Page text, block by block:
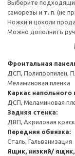
Выберите
саморезы и т. п. (не
Ножки и цоколи
Можно дополнить
Фронтальная
ДСП, Полипропилен,
Меламиновая пленка
Каркас
ДСП, Меламиновая
Задняя стенка:
ДВП, Акриловая
Передняя обвязка:
Сталь, Гальванизация
Ящик, низкий/